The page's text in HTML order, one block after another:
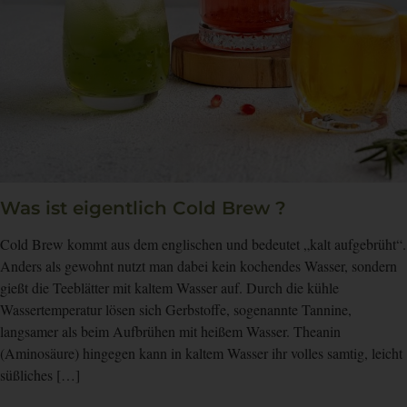
Was ist eigentlich Cold Brew ?
Cold Brew kommt aus dem englischen und bedeutet „kalt aufgebrüht“.
Anders als gewohnt nutzt man dabei kein kochendes Wasser, sondern
gießt die Teeblätter mit kaltem Wasser auf. Durch die kühle
Wassertemperatur lösen sich Gerbstoffe, sogenannte Tannine,
langsamer als beim Aufbrühen mit heißem Wasser. Theanin
(Aminosäure) hingegen kann in kaltem Wasser ihr volles samtig, leicht
süßliches […]